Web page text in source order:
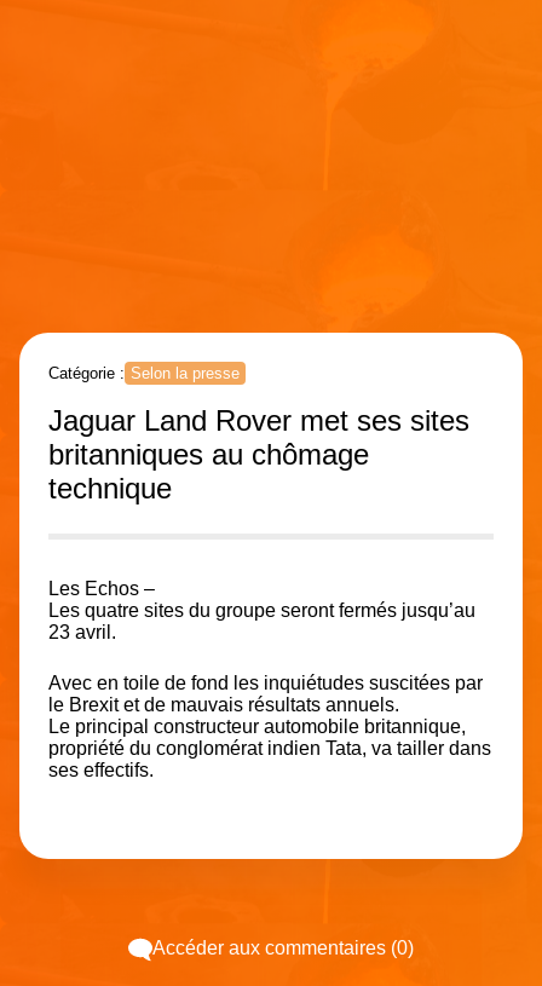
Catégorie : Selon la presse
Jaguar Land Rover met ses sites
britanniques au chômage
technique
Les Echos –
Les quatre sites du groupe seront fermés jusqu’au
23 avril.
Avec en toile de fond les inquiétudes suscitées par
le Brexit et de mauvais résultats annuels.
Le principal constructeur automobile britannique,
propriété du conglomérat indien Tata, va tailler dans
ses effectifs.
Accéder aux commentaires (0)